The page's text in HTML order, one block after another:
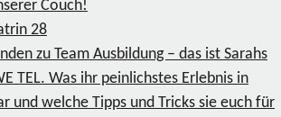
Couch!
28
zu Team Ausbildung – das ist Sarahs
TEL. Was ihr peinlichstes Erlebnis in
und welche Tipps und Tricks sie euch für